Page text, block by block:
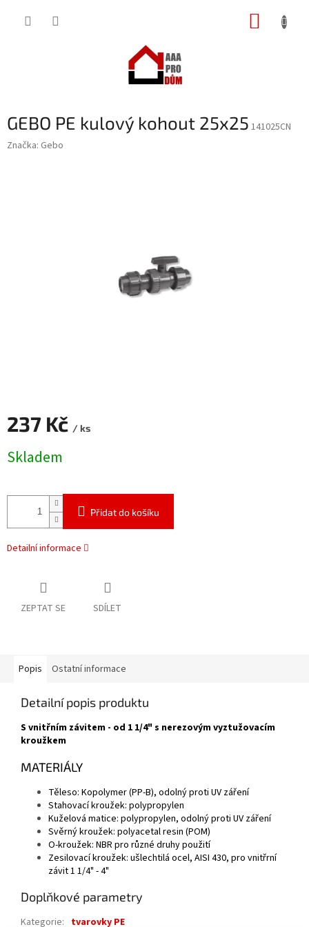
GEBO PE kulový kohout 25x25 141025CN
Značka: Gebo
237 Kč / ks
cena:
Skladem
Přidat do košíku
Detailní informace
ZEPTAT SE SDÍLET
Popis Ostatní informace
Detailní popis produktu
S vnitřním závitem - od 1 1/4" s nerezovým vyztužovacím
kroužkem
MATERIÁLY
Těleso: Kopolymer (PP-B), odolný proti UV záření
Stahovací kroužek: polypropylen
Kuželová matice: polypropylen, odolný proti UV záření
Svěrný kroužek: polyacetal resin (POM)
O-kroužek: NBR pro různé druhy použití
Zesilovací kroužek: ušlechtilá ocel, AISI 430, pro vnitřrní
závit 1 1/4" - 4"
Doplňkové parametry
Kategorie: tvarovky PE